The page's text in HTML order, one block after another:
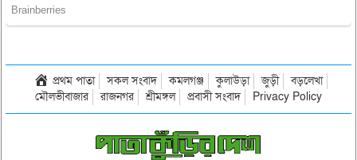
প্রথম পাতা সকল সংবাদ কমলগঞ্জ কুলাউড়া জুড়ী
বড়লেখা
মৌলভীবাজার
রাজনগর শ্রীমঙ্গল প্রবাসী সংবাদ Privacy Policy